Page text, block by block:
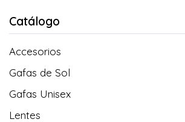
Catálogo
Accesorios
Gafas de Sol
Gafas Unisex
Lentes